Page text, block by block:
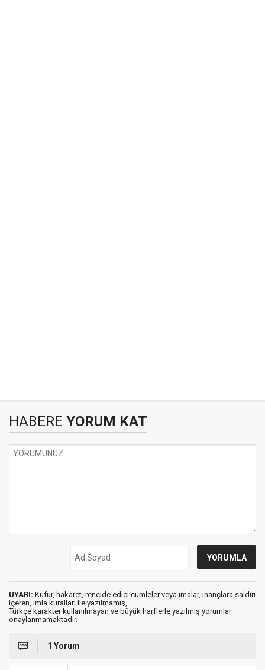
HABERE YORUM KAT
UYARI: Küfür, hakaret, rencide edici cümleler veya imalar, inançlara saldırı
içeren, imla kuralları ile yazılmamış,
Türkçe karakter kullanılmayan ve büyük harflerle yazılmış yorumlar
onaylanmamaktadır.
1 Yorum